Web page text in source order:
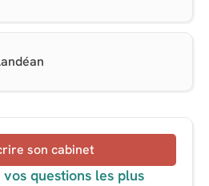
son cabinet
questions les plus